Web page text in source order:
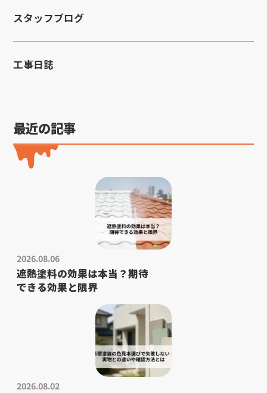
スタッフブログ
工事日誌
最近の記事
2026.08.06
遮熱塗料の効果は本当？期待
できる効果と限界
2026.08.02